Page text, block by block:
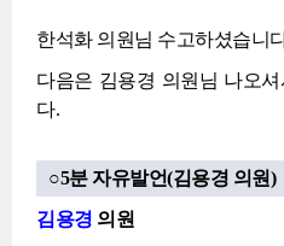
한석화 의원님 수고하셨습니
다음은 김용경 의원님 나오
다.
○5분 자유발언(김용경 의원)
김용경 의원